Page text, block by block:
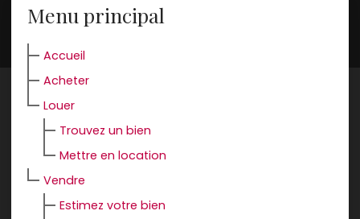
Menu principal
Accueil
Acheter
Louer
Trouvez un bien
Mettre en location
Vendre
Estimez votre bien